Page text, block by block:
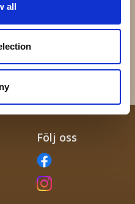
all
Gångjärn med platta M16
126 kr
Info Köp
Följ oss